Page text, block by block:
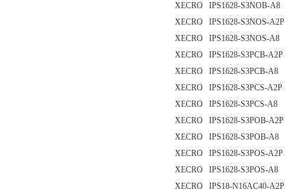
XECRO IPS1628-S3NOB-A8
XECRO IPS1628-S3NOS-A2P
XECRO IPS1628-S3NOS-A8
XECRO IPS1628-S3PCB-A2P
XECRO IPS1628-S3PCB-A8
XECRO IPS1628-S3PCS-A2P
XECRO IPS1628-S3PCS-A8
XECRO IPS1628-S3POB-A2P
XECRO IPS1628-S3POB-A8
XECRO IPS1628-S3POS-A2P
XECRO IPS1628-S3POS-A8
XECRO IPS18-N16AC40-A2P